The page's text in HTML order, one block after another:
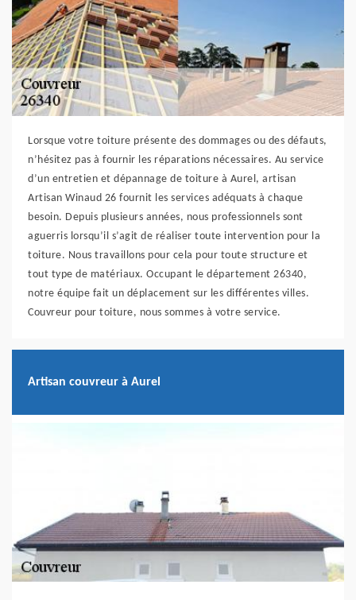
Lorsque votre toiture présente des dommages ou des défauts,
n’hésitez pas à fournir les réparations nécessaires. Au service
d’un entretien et dépannage de toiture à Aurel, artisan
Artisan Winaud 26 fournit les services adéquats à chaque
besoin. Depuis plusieurs années, nous professionnels sont
aguerris lorsqu’il s’agit de réaliser toute intervention pour la
toiture. Nous travaillons pour cela pour toute structure et
tout type de matériaux. Occupant le département 26340,
notre équipe fait un déplacement sur les différentes villes.
Couvreur pour toiture, nous sommes à votre service.
Artisan couvreur à Aurel